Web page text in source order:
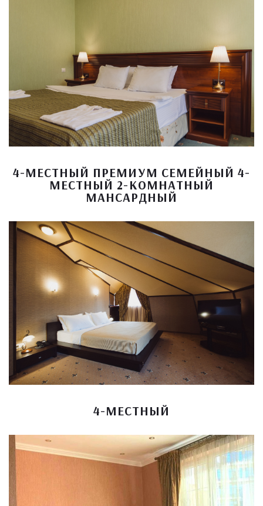
4-МЕСТНЫЙ ПРЕМИУМ СЕМЕЙНЫЙ 4-
МЕСТНЫЙ 2-КОМНАТНЫЙ
МАНСАРДНЫЙ
4-МЕСТНЫЙ